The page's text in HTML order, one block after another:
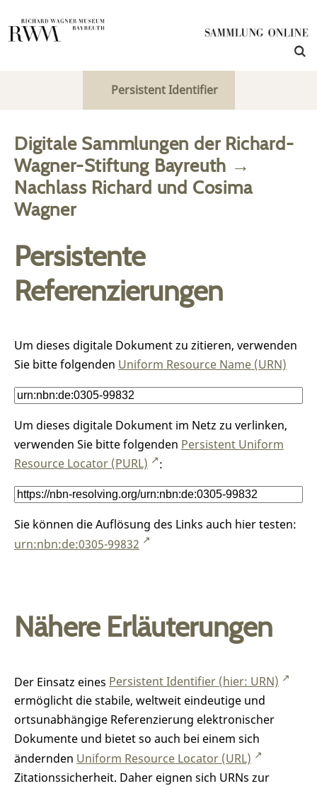
Persistent Identifier
Digitale Sammlungen der Richard-
Wagner-Stiftung Bayreuth →
Nachlass Richard und Cosima
Wagner
Persistente
Referenzierungen
Um dieses digitale Dokument zu zitieren, verwenden
Sie bitte folgenden Uniform Resource Name (URN)
Um dieses digitale Dokument im Netz zu verlinken,
verwenden Sie bitte folgenden Persistent Uniform
Resource Locator (PURL)
:
Sie können die Auflösung des Links auch hier testen:
urn:nbn:de:0305-99832
Nähere Erläuterungen
Der Einsatz eines Persistent Identifier (hier: URN)
ermöglicht die stabile, weltweit eindeutige und
ortsunabhängige Referenzierung elektronischer
Dokumente und bietet so auch bei einem sich
ändernden Uniform Resource Locator (URL)
Zitationssicherheit. Daher eignen sich URNs zur